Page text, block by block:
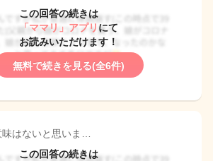
この回答の続きは
「ママリ」アプリ にて
お読みいただけます！
無料で続きを見る(全6件)
はないと思いま…
この回答の続きは